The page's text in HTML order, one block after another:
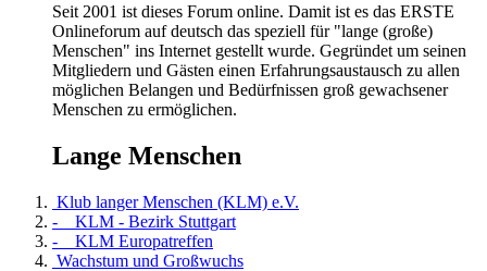
Seit 2001 ist dieses Forum online. Damit ist es das ERSTE
Onlineforum auf deutsch das speziell für "lange (große)
Menschen" ins Internet gestellt wurde. Gegründet um seinen
Mitgliedern und Gästen einen Erfahrungsaustausch zu allen
möglichen Belangen und Bedürfnissen groß gewachsener
Menschen zu ermöglichen.
Lange Menschen
Klub langer Menschen (KLM) e.V.
- KLM - Bezirk Stuttgart
- KLM Europatreffen
Wachstum und Großwuchs